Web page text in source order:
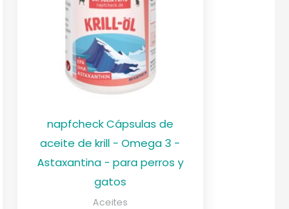
napfcheck Cápsulas de
aceite de krill - Omega 3 -
Astaxantina - para perros y
gatos
Aceites